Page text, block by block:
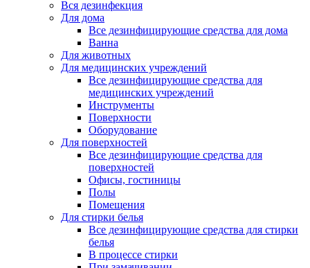
Вся дезинфекция
Для дома
Все дезинфицирующие средства для дома
Ванна
Для животных
Для медицинских учреждений
Все дезинфицирующие средства для
медицинских учреждений
Инструменты
Поверхности
Оборудование
Для поверхностей
Все дезинфицирующие средства для
поверхностей
Офисы, гостиницы
Полы
Помещения
Для стирки белья
Все дезинфицирующие средства для стирки
белья
В процессе стирки